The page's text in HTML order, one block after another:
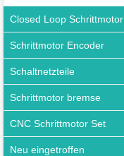
Closed Loop Schrittmotor
Schrittmotor Encoder
Schaltnetzteile
Schrittmotor bremse
CNC Schrittmotor Set
Neu eingetroffen